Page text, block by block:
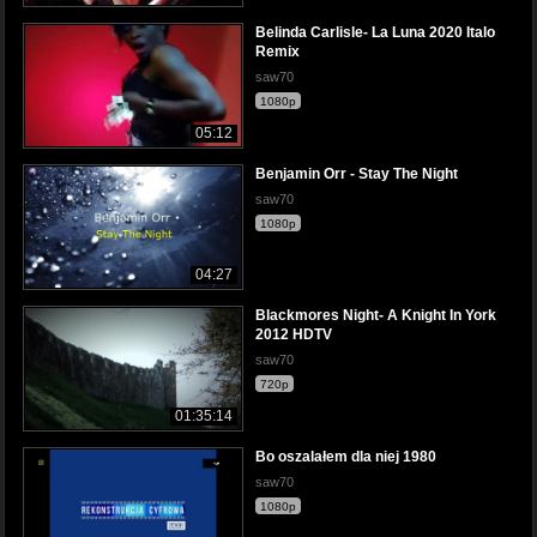
05:12
Belinda Carlisle- La Luna 2020 Italo
Remix
saw70
1080p
04:27
Benjamin Orr - Stay The Night
saw70
1080p
01:35:14
Blackmores Night- A Knight In York
2012 HDTV
saw70
720p
Bo oszalałem dla niej 1980
saw70
1080p